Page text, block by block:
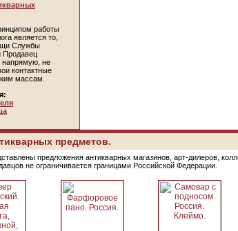
работы
является то,
Службы
Продавец
напрямую, не
контактные
массам.
предметов.
предложения антикварных магазинов, арт-дилеров,
не ограничивается границами Российской Федерации.